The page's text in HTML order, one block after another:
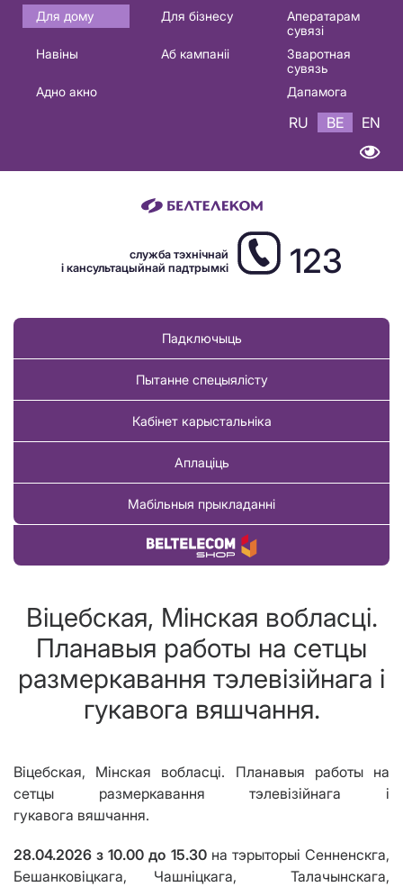
Основная
навигация
Для дому Для бізнесу
Аператарам
сувязі
Навіны
Аб кампаніі
Зваротная
сувязь
Адно акно
Дапамога
RU BE EN
служба тэхнічнай
і кансультацыйнай падтрымкі
123
Падключыць
Пытанне спецыялісту
Кабінет карыстальніка
Аплаціць
Мабільныя прыкладанні
Купіць тавар
Віцебская, Мінская вобласцi.
Планавыя работы на сетцы
размеркавання тэлевізійнага і
гукавога вяшчання.
Віцебская, Мінская вобласцi. Планавыя работы на
сетцы размеркавання тэлевізійнага і
гукавога вяшчання.
28.04.2026 з 10.00 до 15.30на тэрыторыі Сенненскга,
Бешанковіцкага, Чашніцкага, Талачынскага,